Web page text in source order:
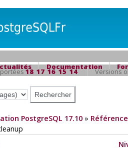
Documentation
18 17 16 15 14
Versions
PostgreSQL 17.10» Référence